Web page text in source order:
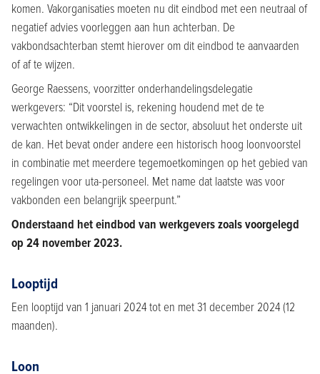
komen. Vakorganisaties moeten nu dit eindbod met een neutraal of
negatief advies voorleggen aan hun achterban. De
vakbondsachterban stemt hierover om dit eindbod te aanvaarden
of af te wijzen.
George Raessens, voorzitter onderhandelingsdelegatie
werkgevers: “Dit voorstel is, rekening houdend met de te
verwachten ontwikkelingen in de sector, absoluut het onderste uit
de kan. Het bevat onder andere een historisch hoog loonvoorstel
in combinatie met meerdere tegemoetkomingen op het gebied van
regelingen voor uta-personeel. Met name dat laatste was voor
vakbonden een belangrijk speerpunt.”
Onderstaand het eindbod van werkgevers zoals voorgelegd
op 24 november 2023.
Looptijd
Een looptijd van 1 januari 2024 tot en met 31 december 2024 (12
maanden).
Loon